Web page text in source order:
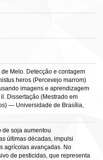
Melo. Detecção e contagem
heros (Percevejo marrom)
imagens e aprendizagem
Dissertação (Mestrado em
— Universidade de Brasília,
de soja aumentou
últimas décadas, impulsi
agrícolas avançadas. No
de pesticidas, que representa